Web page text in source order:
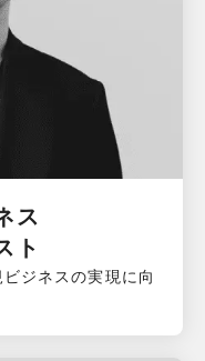
ス
ト
ジネスの実現に向